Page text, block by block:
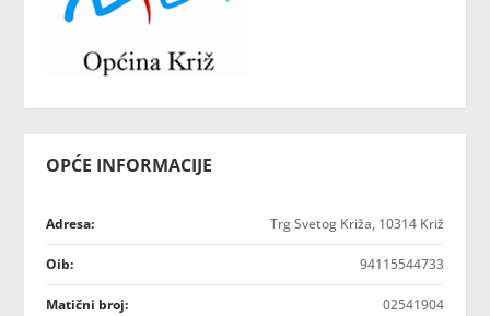
OPĆE INFORMACIJE
Adresa: Trg Svetog Križa, 10314 Križ
Oib: 94115544733
Matični broj: 02541904